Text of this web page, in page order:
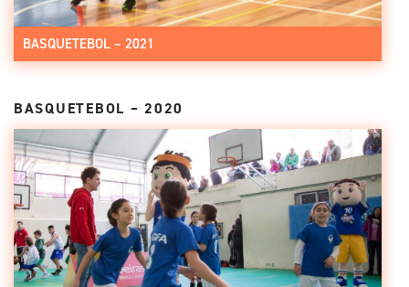
BASQUETEBOL – 2021
BASQUETEBOL – 2020